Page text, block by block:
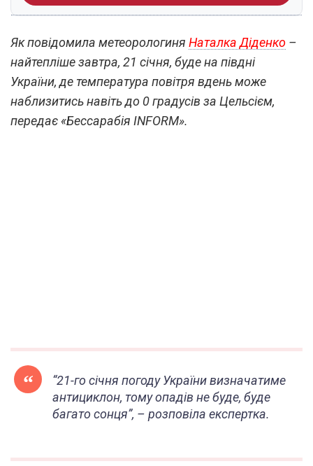
Як повідомила метеорологиня Наталка Діденко –
найтепліше завтра, 21 січня, буде на півдні
України, де температура повітря вдень може
наблизитись навіть до 0 градусів за Цельсієм,
передає «Бессарабія INFORM».
“21-го січня погоду України визначатиме
антициклон, тому опадів не буде, буде
багато сонця”, – розповіла експертка.